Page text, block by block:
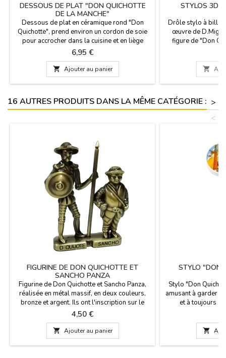
DESSOUS DE PLAT "DON QUICHOTTE
DE LA MANCHE"
Dessous de plat en céramique rond "Don
Quichotte", prend environ un cordon de soie
pour accrocher dans la cuisine et en liège
dessous pour plus de chaleur. Il est utilisé
comme un support pour les pots et des
casseroles, de belles images de conception
de" Don Quichotte ", un roman de Miguel de
Cervantes.
Prix
6,95 €
 Ajouter au panier
STYLOS 3D
Drôle stylo à bille
œuvre de
figure de "Don
Cervantes, auteur
ouvrage de la
pouvez

16 AUTRES PRODUITS DANS LA MÊME CATÉGORIE : >
<
FIGURINE DE DON QUICHOTTE ET
SANCHO PANZA
Figurine de Don Quichotte et Sancho Panza,
réalisée en métal massif, en deux couleurs,
bronze et argent. Ils ont l'inscription sur le
devant et le dos. Taille: 8cm x 6cm
Prix
4,50 €
 Ajouter au panier
STYLO "DON
Stylo "Don
amusant à garder
et à toujours
la Manche en
bleue.
